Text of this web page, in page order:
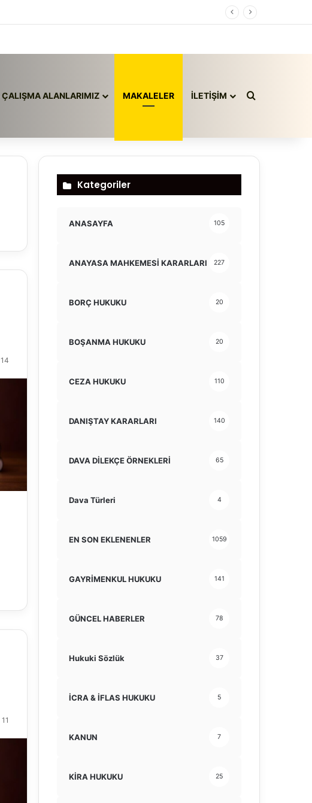
ÇALIŞMA ALANLARIMIZ MAKALELER İLETİŞİM Arama yap
14
11
Kategoriler
ANASAYFA 105
ANAYASA MAHKEMESİ KARARLARI 227
BORÇ HUKUKU 20
BOŞANMA HUKUKU 20
CEZA HUKUKU 110
DANIŞTAY KARARLARI 140
DAVA DİLEKÇE ÖRNEKLERİ 65
Dava Türleri 4
EN SON EKLENENLER 1059
GAYRİMENKUL HUKUKU 141
GÜNCEL HABERLER 78
Hukuki Sözlük 37
İCRA & İFLAS HUKUKU 5
KANUN 7
KİRA HUKUKU 25